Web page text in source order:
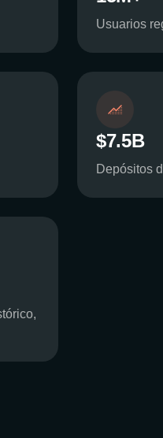
Usuarios
$7.5B
Depósitos